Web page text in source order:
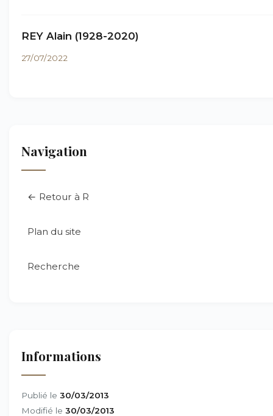
REY Alain (1928-2020)
27/07/2022
Navigation
← Retour à R
Plan du site
Recherche
Informations
Publié le 30/03/2013
Modifié le 30/03/2013